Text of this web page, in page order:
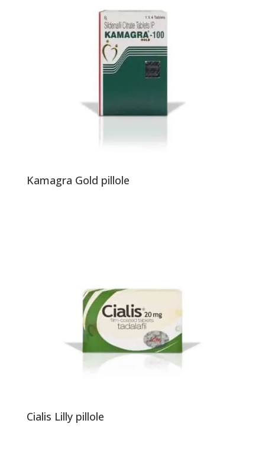
Kamagra Gold pillole
Cialis Lilly pillole